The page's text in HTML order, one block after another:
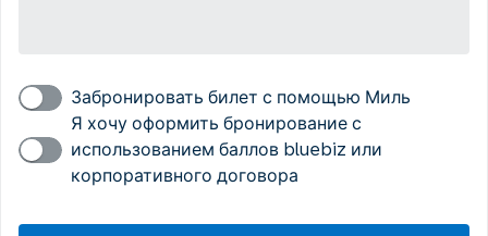
Забронировать билет с помощью Миль
Я хочу оформить бронирование с
использованием баллов bluebiz или
корпоративного договора